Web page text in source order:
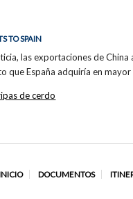
TO SPAIN
las exportaciones de
que España adquiría en
de cerdo
DOCUMENTOS